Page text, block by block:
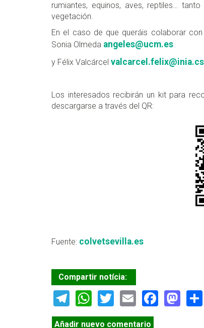
rumiantes, equinos, aves, reptiles…
vegetación.
En el caso de que queráis colaborar
Sonia Olmeda angeles@ucm.es
y Félix Valcárcel
Los interesados recibirán un kit para
descargarse a través del QR:
Fuente: colvetsevilla.es
Compartir notícia:
Telegram
WhatsApp
TwitterEmail
Añadir nuevo comentario